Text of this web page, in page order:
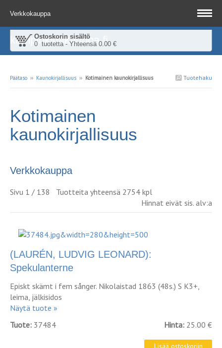
Verkkokauppa
Ostoskorin sisältö
0 tuotetta - Yhteensä 0.00 €
kampinkirjakauppa.fi
Tuotehaku
Päätaso ›› Kaunokirjallisuus ›› Kotimainen kaunokirjallisuus
Kotimainen
kaunokirjallisuus
Verkkokauppa
Sivu 1 / 138 Tuotteita yhteensä 2754 kpl
Hinnat eivät sis. alv:a
(LAURÉN, LUDVIG LEONARD):
Spekulanterne
Episkt skämt i fem sånger. Nikolaistad 1863 (48s.) S K3+,
leima, jälkisidos
Näytä tuote »
Tuote: 37484 Hinta: 25.00 €